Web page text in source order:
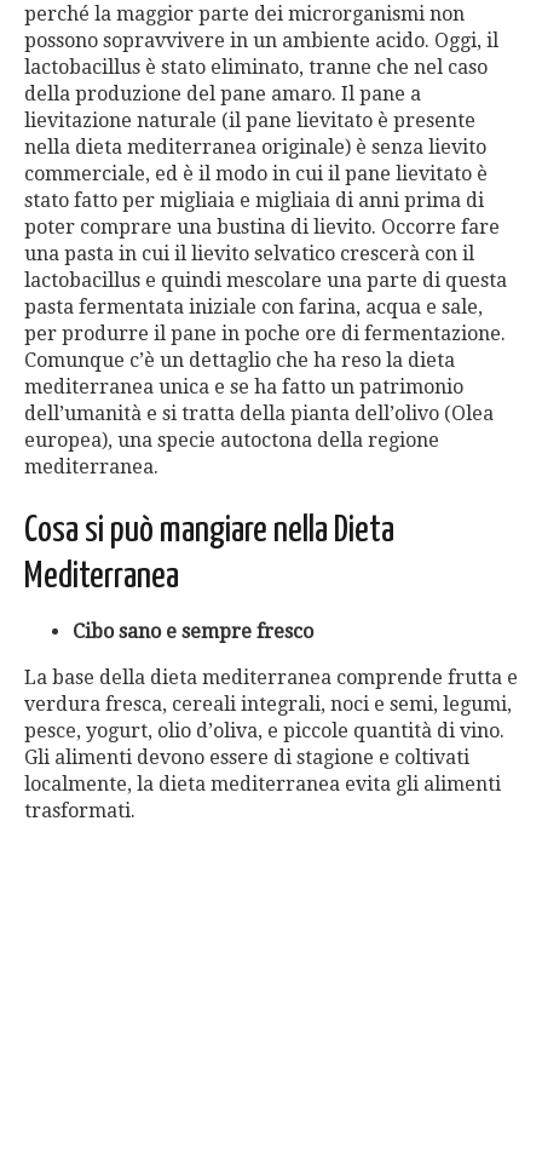
perché la maggior parte dei microrganismi non
possono sopravvivere in un ambiente acido. Oggi, il
lactobacillus è stato eliminato, tranne che nel caso
della produzione del pane amaro. Il pane a
lievitazione naturale (il pane lievitato è presente
nella dieta mediterranea originale) è senza lievito
commerciale, ed è il modo in cui il pane lievitato è
stato fatto per migliaia e migliaia di anni prima di
poter comprare una bustina di lievito. Occorre fare
una pasta in cui il lievito selvatico crescerà con il
lactobacillus e quindi mescolare una parte di questa
pasta fermentata iniziale con farina, acqua e sale,
per produrre il pane in poche ore di fermentazione.
Comunque c’è un dettaglio che ha reso la dieta
mediterranea unica e se ha fatto un patrimonio
dell’umanità e si tratta della pianta dell’olivo (Olea
europea), una specie autoctona della regione
mediterranea.
Cosa si può mangiare nella Dieta
Mediterranea
Cibo sano e sempre fresco
La base della dieta mediterranea comprende frutta e
verdura fresca, cereali integrali, noci e semi, legumi,
pesce, yogurt, olio d’oliva, e piccole quantità di vino.
Gli alimenti devono essere di stagione e coltivati
localmente, la dieta mediterranea evita gli alimenti
trasformati.